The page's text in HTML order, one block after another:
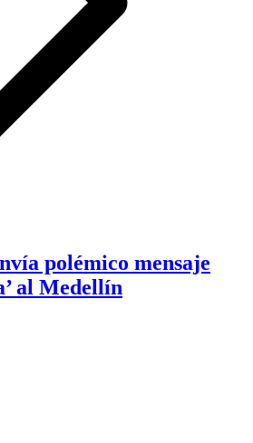
polémico mensaje
al Medellín